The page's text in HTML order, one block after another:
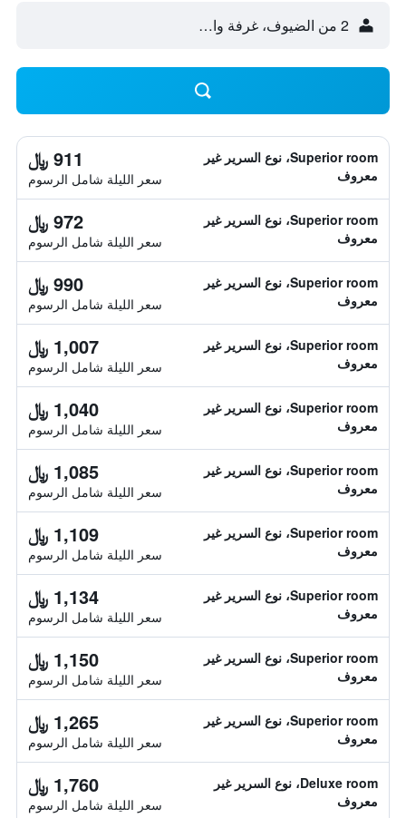
2 من الضيوف، غرفة واحدة
Superior room، نوع السرير غير
معروف
911 ﷼
سعر الليلة شامل الرسوم
Superior room، نوع السرير غير
معروف
972 ﷼
سعر الليلة شامل الرسوم
Superior room، نوع السرير غير
معروف
990 ﷼
سعر الليلة شامل الرسوم
Superior room، نوع السرير غير
معروف
1,007 ﷼
سعر الليلة شامل الرسوم
Superior room، نوع السرير غير
معروف
1,040 ﷼
سعر الليلة شامل الرسوم
Superior room، نوع السرير غير
معروف
1,085 ﷼
سعر الليلة شامل الرسوم
Superior room، نوع السرير غير
معروف
1,109 ﷼
سعر الليلة شامل الرسوم
Superior room، نوع السرير غير
معروف
1,134 ﷼
سعر الليلة شامل الرسوم
Superior room، نوع السرير غير
معروف
1,150 ﷼
سعر الليلة شامل الرسوم
Superior room، نوع السرير غير
معروف
1,265 ﷼
سعر الليلة شامل الرسوم
Deluxe room، نوع السرير غير
معروف
1,760 ﷼
سعر الليلة شامل الرسوم